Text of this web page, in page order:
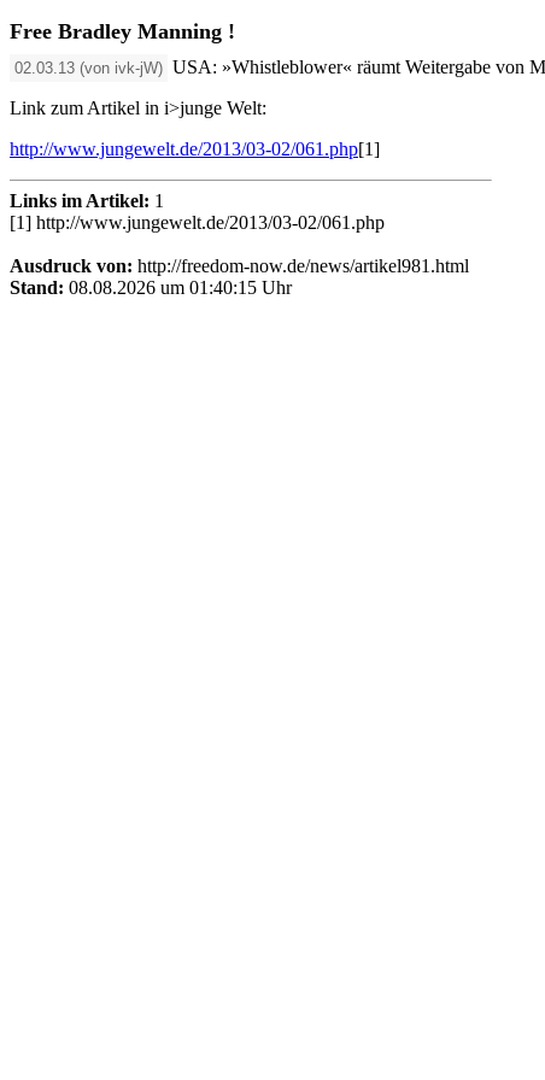
Free Bradley Manning !
02.03.13 (von ivk-jW) USA: »Whistleblower« räumt Weitergabe von
Link zum Artikel in i>junge Welt:
http://www.jungewelt.de/2013/03-02/061.php[1]
Links im Artikel: 1
[1] http://www.jungewelt.de/2013/03-02/061.php
Ausdruck von: http://freedom-now.de/news/artikel981.html
Stand: 08.08.2026 um 01:40:15 Uhr